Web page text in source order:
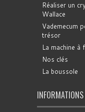
Réaliser un
Wallace
Vademecum
trésor
La machine à
Nos clés
La boussole